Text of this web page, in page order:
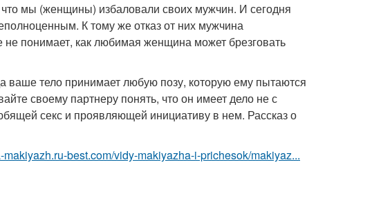
что мы (женщины) избаловали своих мужчин. И сегодня
К тому же отказ от них мужчина
понимает, как любимая женщина может брезговать
ваше тело принимает любую позу, которую ему пытаются
своему партнеру понять, что он имеет дело не с
секс и проявляющей инициативу в нем. Рассказ о
makiyazh.ru-best.com/vidy-makiyazha-i-prichesok/makiyaz...